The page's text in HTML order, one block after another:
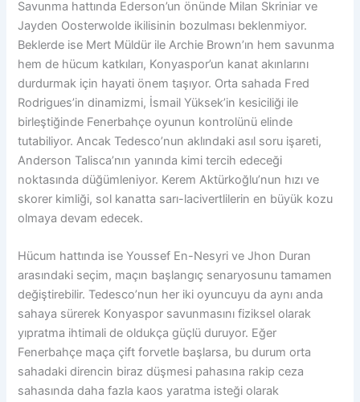
Savunma hattında Ederson’un önünde Milan Skriniar ve
Jayden Oosterwolde ikilisinin bozulması beklenmiyor.
Beklerde ise Mert Müldür ile Archie Brown’ın hem savunma
hem de hücum katkıları, Konyaspor’un kanat akınlarını
durdurmak için hayati önem taşıyor. Orta sahada Fred
Rodrigues’in dinamizmi, İsmail Yüksek’in kesiciliği ile
birleştiğinde Fenerbahçe oyunun kontrolünü elinde
tutabiliyor. Ancak Tedesco’nun aklındaki asıl soru işareti,
Anderson Talisca’nın yanında kimi tercih edeceği
noktasında düğümleniyor. Kerem Aktürkoğlu’nun hızı ve
skorer kimliği, sol kanatta sarı-lacivertlilerin en büyük kozu
olmaya devam edecek.
Hücum hattında ise Youssef En-Nesyri ve Jhon Duran
arasındaki seçim, maçın başlangıç senaryosunu tamamen
değiştirebilir. Tedesco’nun her iki oyuncuyu da aynı anda
sahaya sürerek Konyaspor savunmasını fiziksel olarak
yıpratma ihtimali de oldukça güçlü duruyor. Eğer
Fenerbahçe maça çift forvetle başlarsa, bu durum orta
sahadaki direncin biraz düşmesi pahasına rakip ceza
sahasında daha fazla kaos yaratma isteği olarak